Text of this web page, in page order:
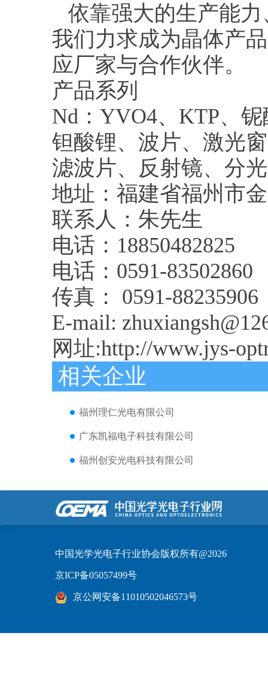
依靠强大的生产能力
我们力求成为晶体产
应厂家与合作伙伴。
产品系列
Nd：YVO4、KTP、
钽酸锂、波片、激光
滤波片、反射镜、分
地址：福建省福州市
联系人：朱先生
电话：18850482825
电话：0591-83502860
传真： 0591-88235906
E-mail:
网址:http://www.jys-
相关企业
福州理仁光电有限公司
广东凯福电子科技有限公司
福州创安光电科技有限公司
中国光学光电子行业协会版权所有@2026
京ICP备05057499号
京公网安备11010502046573号